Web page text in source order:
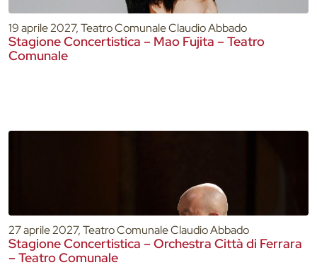
19 aprile 2027, Teatro Comunale Claudio Abbado
Stagione Concertistica – Mao Fujita – Teatro
Comunale
27 aprile 2027, Teatro Comunale Claudio Abbado
Stagione Concertistica – Orchestra Città di Ferrara
– Teatro Comunale